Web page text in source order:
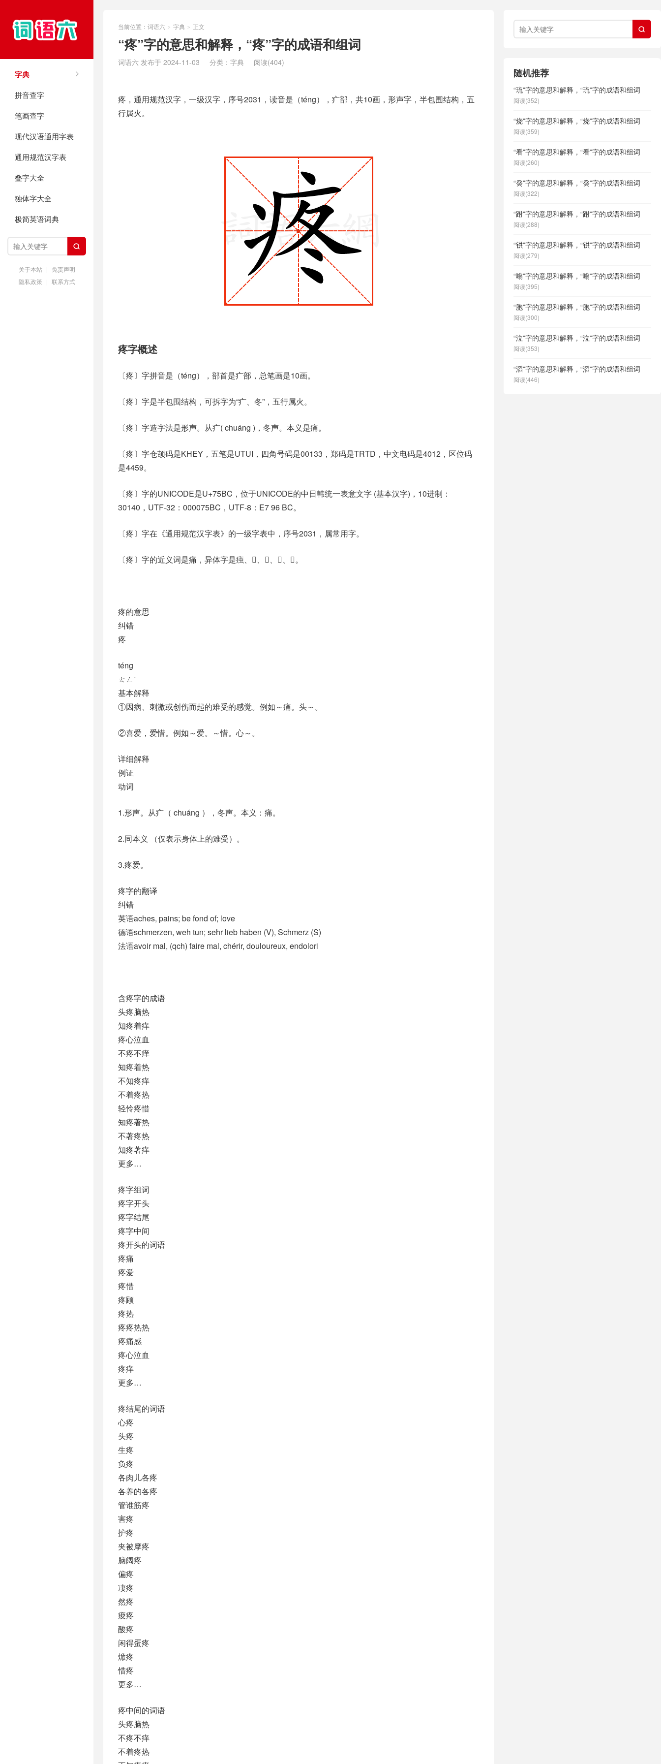
字典
拼音查字
笔画查字
现代汉语通用字表
通用规范汉字表
叠字大全
独体字大全
极简英语词典

关于本站 | 免责声明
隐私政策 | 联系方式
当前位置： 词语六 > 字典 > 正文
“疼”字的意思和解释，“疼”字的成语和组词
词语六 发布于 2024-11-03 分类： 字典 阅读(404)
疼，通用规范汉字，一级汉字，序号2031，读音是（téng），疒部，共10画，形声字，半包围结构，五
行属火。
疼字概述
〔疼〕字拼音是（téng），部首是疒部，总笔画是10画。
〔疼〕字是半包围结构，可拆字为“疒、冬”，五行属火。
〔疼〕字造字法是形声。从疒( chuáng )，冬声。本义是痛。
〔疼〕字仓颉码是KHEY，五笔是UTUI，四角号码是00133，郑码是TRTD，中文电码是4012，区位码
是4459。
〔疼〕字的UNICODE是U+75BC，位于UNICODE的中日韩统一表意文字 (基本汉字)，10进制：
30140，UTF-32：000075BC，UTF-8：E7 96 BC。
〔疼〕字在《通用规范汉字表》的一级字表中，序号2031，属常用字。
〔疼〕字的近义词是痛，异体字是痋、𤹤、𤻴、𤼆、𦙭。
疼的意思
纠错
疼
téng
ㄊㄥˊ
基本解释
①因病、刺激或创伤而起的难受的感觉。例如～痛。头～。
②喜爱，爱惜。例如～爱。～惜。心～。
详细解释
例证
动词
1.形声。从疒（ chuáng ），冬声。本义：痛。
2.同本义 （仅表示身体上的难受）。
3.疼爱。
疼字的翻译
纠错
英语aches, pains; be fond of; love
德语schmerzen, weh tun; sehr lieb haben (V)​, Schmerz (S)
法语avoir mal, (qch)​ faire mal, chérir, douloureux, endolori
含疼字的成语
头疼脑热
知疼着痒
疼心泣血
不疼不痒
知疼着热
不知疼痒
不着疼热
轻怜疼惜
知疼著热
不著疼热
知疼著痒
更多…
疼字组词
疼字开头
疼字结尾
疼字中间
疼开头的词语
疼痛
疼爱
疼惜
疼顾
疼热
疼疼热热
疼痛感
疼心泣血
疼痒
更多…
疼结尾的词语
心疼
头疼
生疼
负疼
各肉儿各疼
各养的各疼
管谁筋疼
害疼
护疼
夹被摩疼
脑阔疼
偏疼
凄疼
然疼
痠疼
酸疼
闲得蛋疼
焮疼
惜疼
更多…
疼中间的词语
头疼脑热
不疼不痒
不着疼热

随机推荐
“琉”字的意思和解释，“琉”字的成语和组词
阅读(352)
“烧”字的意思和解释，“烧”字的成语和组词
阅读(359)
“看”字的意思和解释，“看”字的成语和组词
阅读(260)
“癸”字的意思和解释，“癸”字的成语和组词
阅读(322)
“跗”字的意思和解释，“跗”字的成语和组词
阅读(288)
“𫟹”字的意思和解释，“𫟹”字的成语和组词
阅读(279)
“嗡”字的意思和解释，“嗡”字的成语和组词
阅读(395)
“胞”字的意思和解释，“胞”字的成语和组词
阅读(300)
“泣”字的意思和解释，“泣”字的成语和组词
阅读(353)
“滔”字的意思和解释，“滔”字的成语和组词
阅读(446)